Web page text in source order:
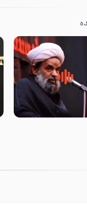
پاره های جگر امام
علیه السلام-حجت